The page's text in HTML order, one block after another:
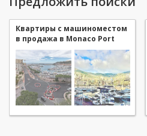
Квартиры с машиноместом
в продажа в Monaco Port